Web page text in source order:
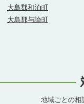
大島郡和泊町
大島郡与論町
地域ごとの相